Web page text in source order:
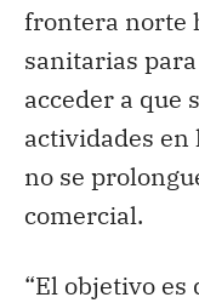
frontera norte
sanitarias
acceder a que
actividades en
no se
comercial.
“El objetivo